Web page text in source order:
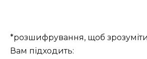
*розшифрування, щоб
Вам підходить: